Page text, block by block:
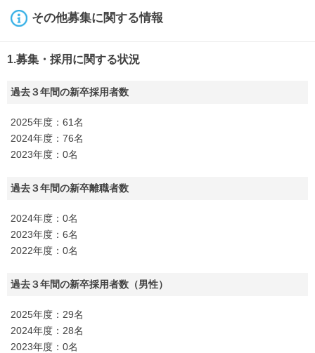
その他募集に関する情報
1.募集・採用に関する状況
過去３年間の新卒採用者数
2025年度：61名
2024年度：76名
2023年度：0名
過去３年間の新卒離職者数
2024年度：0名
2023年度：6名
2022年度：0名
過去３年間の新卒採用者数（男性）
2025年度：29名
2024年度：28名
2023年度：0名